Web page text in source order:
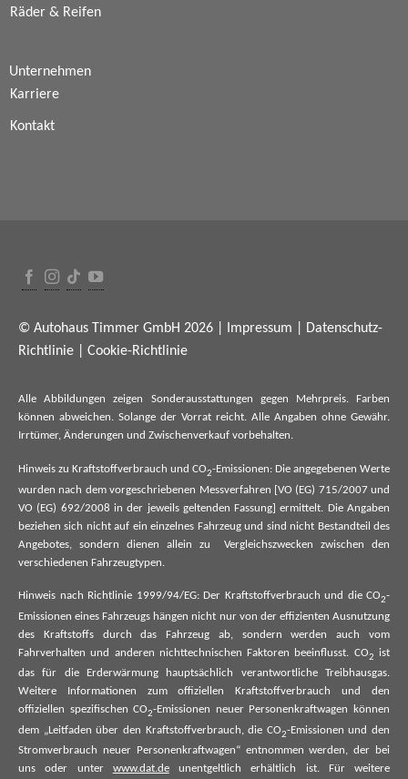
Räder & Reifen
Unternehmen
Karriere
Kontakt
© Autohaus Timmer GmbH 2026 | Impressum
Datenschutz-
Richtlinie
Cookie-Richtlinie
Alle Abbildungen zeigen Sonderausstattungen gegen Mehrpreis. Farben
können abweichen. Solange der Vorrat reicht. Alle Angaben ohne Gewähr.
Irrtümer, Änderungen und Zwischenverkauf vorbehalten.
Hinweis zu Kraftstoffverbrauch und CO2-Emissionen: Die angegebenen Werte
wurden nach dem vorgeschriebenen Messverfahren [VO (EG) 715/2007 und
VO (EG) 692/2008 in der jeweils geltenden Fassung] ermittelt. Die Angaben
beziehen sich nicht auf ein einzelnes Fahrzeug und sind nicht Bestandteil des
Angebotes, sondern dienen allein zu Vergleichszwecken zwischen den
verschiedenen Fahrzeugtypen.
Hinweis nach Richtlinie 1999/94/EG: Der Kraftstoffverbrauch und die CO2-
Emissionen eines Fahrzeugs hängen nicht nur von der effizienten Ausnutzung
des Kraftstoffs durch das Fahrzeug ab, sondern werden auch vom
Fahrverhalten und anderen nichttechnischen Faktoren beeinflusst. CO2 ist
das für die Erderwärmung hauptsächlich verantwortliche Treibhausgas.
Weitere Informationen zum offiziellen Kraftstoffverbrauch und den
offiziellen spezifischen CO2-Emissionen neuer Personenkraftwagen können
dem „Leitfaden über den Kraftstoffverbrauch, die CO2-Emissionen und den
Stromverbrauch neuer Personenkraftwagen“ entnommen werden, der bei
uns oder unter www.dat.deunentgeltlich erhältlich ist. Für weitere